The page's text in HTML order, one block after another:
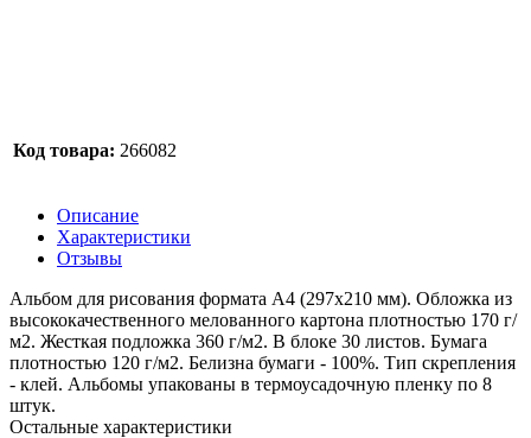
Код товара: 266082
Описание
Характеристики
Отзывы
Альбом для рисования формата А4 (297x210 мм). Обложка из
высококачественного мелованного картона плотностью 170 г/
м2. Жесткая подложка 360 г/м2. В блоке 30 листов. Бумага
плотностью 120 г/м2. Белизна бумаги - 100%. Тип скрепления
- клей. Альбомы упакованы в термоусадочную пленку по 8
штук.
Остальные характеристики